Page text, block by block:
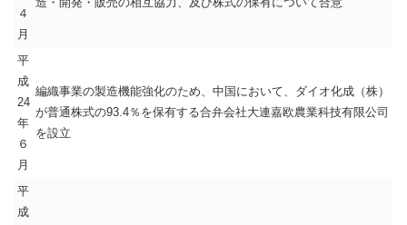
４
月
平
成
24
年
６
月
編織事業の製造機能強化のため、中国において、ダイオ化成（株）
が普通株式の93.4％を保有する合弁会社大連嘉欧農業科技有限公司
を設立
平
成